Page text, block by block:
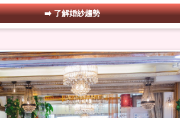
了解婚紗趨勢